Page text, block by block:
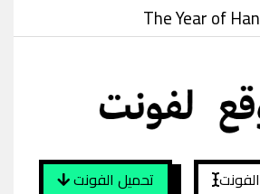
The Year of
تحميل الفونت